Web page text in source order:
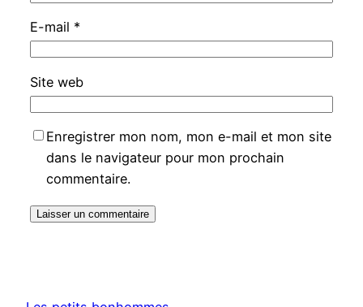
E-mail *
Site web
Enregistrer mon nom, mon e-mail et mon site
dans le navigateur pour mon prochain
commentaire.